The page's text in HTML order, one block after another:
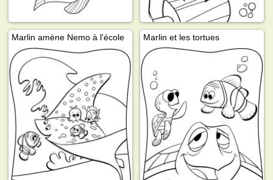
Marlin amène Nemo à l'école Marlin et les tortues